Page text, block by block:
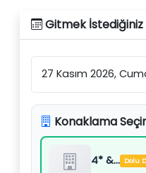
Gitmek
Konaklama
4* & 5* Oteller Vb. Dolu